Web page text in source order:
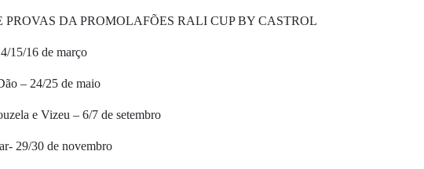
DA PROMOLAFÕES RALI CUP BY CASTROL
15/16 de março
– 24/25 de maio
e Vizeu – 6/7 de setembro
29/30 de novembro